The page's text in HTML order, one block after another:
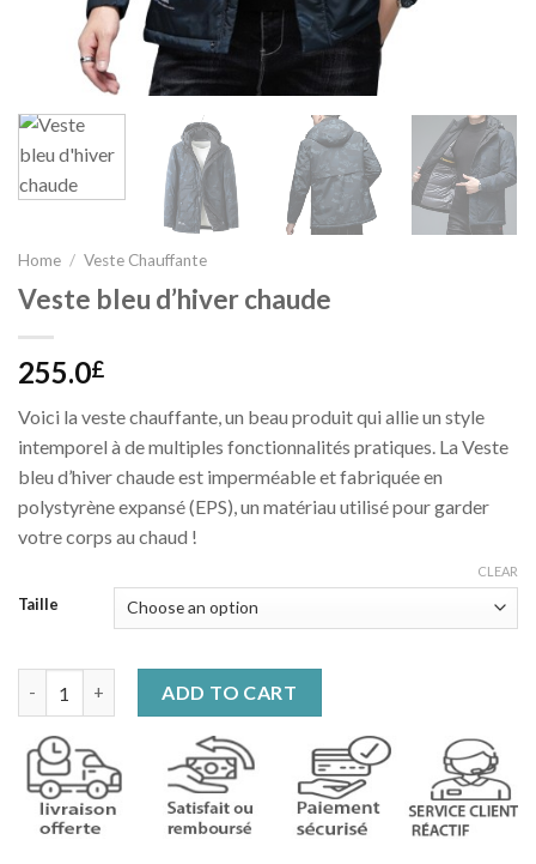
Home / Veste Chauffante
Veste bleu d’hiver chaude
255.0£
Voici la veste chauffante, un beau produit qui allie un style
intemporel à de multiples fonctionnalités pratiques. La Veste
bleu d’hiver chaude est imperméable et fabriquée en
polystyrène expansé (EPS), un matériau utilisé pour garder
votre corps au chaud !
Taille
CLEAR
ADD TO CART